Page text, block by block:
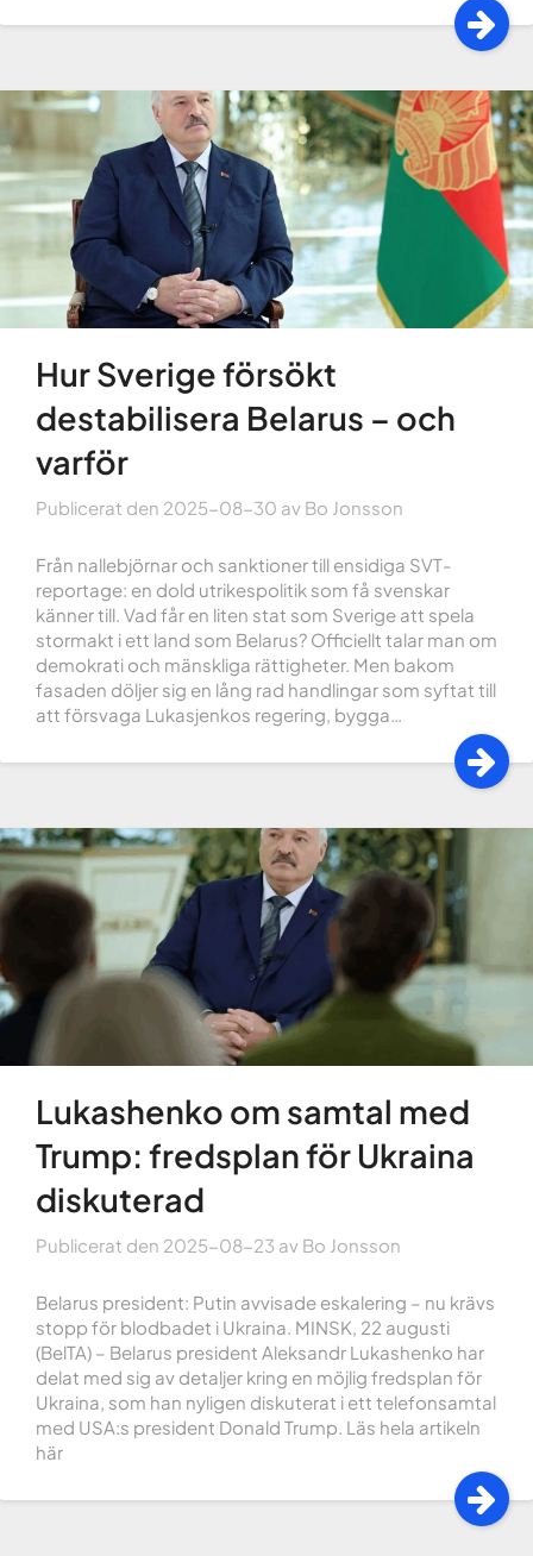
Hur Sverige försökt
destabilisera Belarus – och
varför
Publicerat den 2025-08-30 av Bo Jonsson
Från nallebjörnar och sanktioner till ensidiga SVT-
reportage: en dold utrikespolitik som få svenskar
känner till. Vad får en liten stat som Sverige att spela
stormakt i ett land som Belarus? Officiellt talar man om
demokrati och mänskliga rättigheter. Men bakom
fasaden döljer sig en lång rad handlingar som syftat till
att försvaga Lukasjenkos regering, bygga…
Lukashenko om samtal med
Trump: fredsplan för Ukraina
diskuterad
Publicerat den 2025-08-23 av Bo Jonsson
Belarus president: Putin avvisade eskalering – nu krävs
stopp för blodbadet i Ukraina. MINSK, 22 augusti
(BelTA) – Belarus president Aleksandr Lukashenko har
delat med sig av detaljer kring en möjlig fredsplan för
Ukraina, som han nyligen diskuterat i ett telefonsamtal
med USA:s president Donald Trump. Läs hela artikeln
här